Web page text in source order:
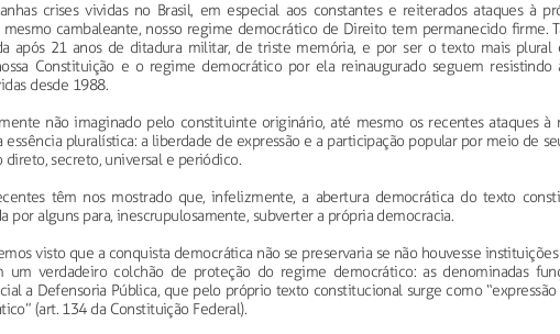
crises vividas no Brasil, em especial aos constantes e reiterados ataques à
mesmo cambaleante, nosso regime democrático de Direito tem permanecido firme.
após 21 anos de ditadura militar, de triste memória, e por ser o texto mais plural
Constituição e o regime democrático por ela reinaugurado seguem resistindo
desde 1988.
não imaginado pelo constituinte originário, até mesmo os recentes ataques à
essência pluralística: a liberdade de expressão e a participação popular por meio de
secreto, universal e periódico.
têm nos mostrado que, infelizmente, a abertura democrática do texto
por alguns para, inescrupulosamente, subverter a própria democracia.
visto que a conquista democrática não se preservaria se não houvesse
um verdadeiro colchão de proteção do regime democrático: as denominadas
a Defensoria Pública, que pelo próprio texto constitucional surge como
(art. 134 da Constituição Federal).